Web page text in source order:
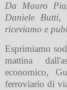
Da Mauro
Daniele Butti,
riceviamo e
Esprimiamo
mattina
economico,
ferroviario di